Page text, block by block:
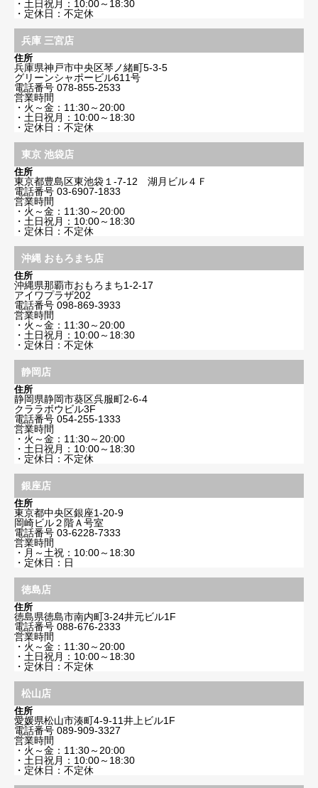
・土日祝月：10:00～18:30
・定休日：不定休
兵庫 三宮店
住所
兵庫県神戸市中央区琴ノ緒町5-3-5
グリーンシャポービル611号
電話番号 078-855-2533
営業時間
・火～金：11:30～20:00
・土日祝月：10:00～18:30
・定休日：不定休
東京 池袋店
住所
東京都豊島区東池袋１-7-12 湖月ビル４Ｆ
電話番号 03-6907-1833
営業時間
・火～金：11:30～20:00
・土日祝月：10:00～18:30
・定休日：不定休
沖縄 おもろまち店
住所
沖縄県那覇市おもろまち1-2-17
アイワプラザ202
電話番号 098-869-3933
営業時間
・火～金：11:30～20:00
・土日祝月：10:00～18:30
・定休日：不定休
静岡店
住所
静岡県静岡市葵区呉服町2-6-4
クララボウビル3F
電話番号 054-255-1333
営業時間
・火～金：11:30～20:00
・土日祝月：10:00～18:30
・定休日：不定休
銀座店
住所
東京都中央区銀座1-20-9
岡崎ビル２階Ａ号室
電話番号 03-6228-7333
営業時間
・月～土祝：10:00～18:30
・定休日：日
徳島店
住所
徳島県徳島市南内町3-24井元ビル1F
電話番号 088-676-2333
営業時間
・火～金：11:30～20:00
・土日祝月：10:00～18:30
・定休日：不定休
松山店
住所
愛媛県松山市湊町4-9-11井上ビル1F
電話番号 089-909-3327
営業時間
・火～金：11:30～20:00
・土日祝月：10:00～18:30
・定休日：不定休